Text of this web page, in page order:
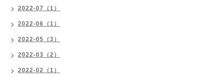
2022-07（1）
2022-06（1）
2022-05（3）
2022-03（2）
2022-02（1）